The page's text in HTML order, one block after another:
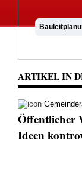
ARTIKEL IN
Öffentlicher
Ideen